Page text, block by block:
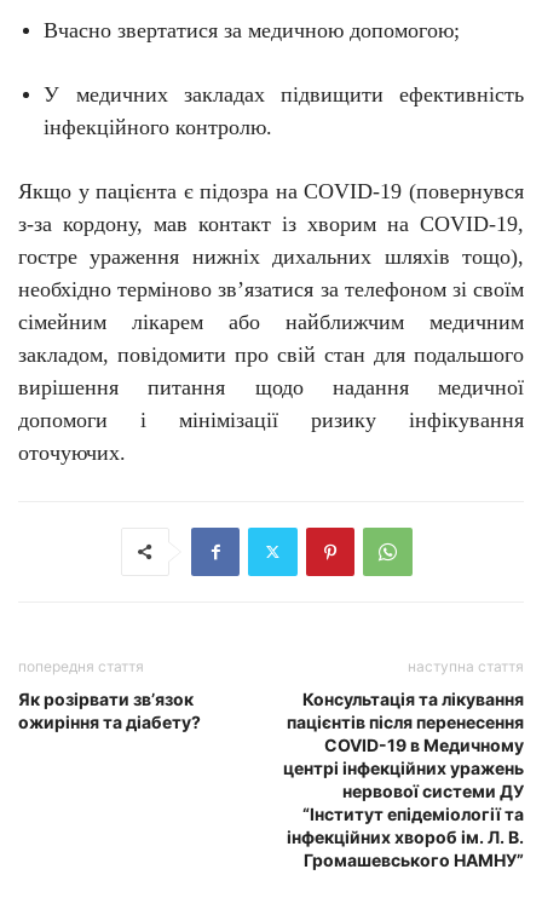
Вчасно звертатися за медичною допомогою;
У медичних закладах
підвищити ефективність
інфекційного контролю.
Якщо у пацієнта є підозра на COVID-19 (повернувся
з-за кордону, мав контакт із хворим на COVID-19,
гостре ураження нижніх дихальних шляхів тощо),
необхідно терміново зв’язатися за телефоном зі своїм
сімейним лікарем або найближчим медичним
закладом, повідомити про свій стан для подальшого
вирішення питання щодо надання медичної
допомоги і мінімізації ризику інфікування
оточуючих.
попередня стаття
Як розірвати зв’язок
ожиріння та діабету?
наступна стаття
Консультація та лікування
пацієнтів після перенесення
COVID-19 в Медичному
центрі інфекційних уражень
нервової системи ДУ
“Інститут епідеміології та
інфекційних хвороб ім. Л. В.
Громашевського НАМНУ”